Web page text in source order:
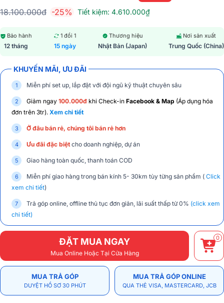
18.100.000đ -25% Tiết kiệm: 4.610.000₫
Bảo hành
12 tháng
1 đổi 1
15 ngày
Thương hiệu
Nhật Bản (Japan)
Nơi sản xuất
Trung Quốc (China)
KHUYẾN MÃI, ƯU ĐÃI
Miễn phí set up, lắp đặt với đội ngũ kỹ thuật chuyên sâu
Giảm ngay 100.000đ khi Check-in Facebook & Map (Áp dụng hóa
đơn trên 3tr). Xem chi tiết
Ở đâu bán rẻ, chúng tôi bán rẻ hơn
Ưu đãi đặc biệt cho doanh nghiệp, dự án
Giao hàng toàn quốc, thanh toán COD
Miễn phí giao hàng trong bán kính 5- 30km tùy từng sản phẩm ( Click
xem chi tiết)
Trả góp online, offline thủ tục đơn giản, lãi suất thấp từ 0% (click xem
chi tiết)
ĐẶT MUA NGAY
Mua Online Hoặc Tại Cửa Hàng
0
MUA TRẢ GÓP
DUYỆT HỒ SƠ 30 PHÚT
MUA TRẢ GÓP ONLINE
QUA THẺ VISA, MASTERCARD, JCB